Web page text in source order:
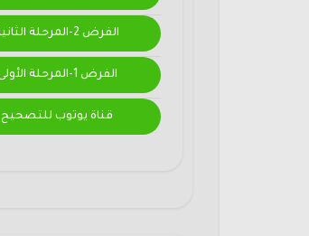
الفرض 2-المرحلة الثانية
الفرض 1-المرحلة الأولى
قناة يوتوب للتصحيح